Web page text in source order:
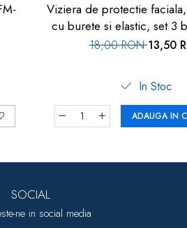
Viziera de protectie
cu burete si elastic, set 3
18,00 RON13,50
In Stoc
ADAUGA IN
SOCIAL
ne in social media